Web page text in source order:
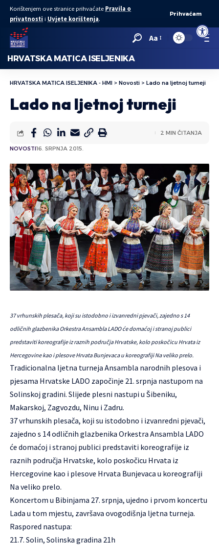
Open
Korištenjem ove stranice prihvaćate Pravila o
privatnosti i Uvjete korištenja.
Prihvaćam
Aa
HRVATSKA MATICA ISELJENIKA
HRVATSKA MATICA ISELJENIKA - HMI > Novosti > Lado na ljetnoj turneji
Lado na ljetnoj turneji
NOVOSTI16. SRPNJA 2015.
2 MIN ČITANJA
37 vrhunskih plesača, koji su istodobno i izvanredni pjevači, zajedno s 14
odličnih glazbenika Orkestra Ansambla LADO će domaćoj i stranoj publici
predstaviti koreografije iz raznih područja Hrvatske, kolo poskočicu Hrvata iz
Hercegovine kao i plesove Hrvata Bunjevaca u koreografiji Na veliko prelo.
Tradicionalna ljetna turneja Ansambla narodnih plesova i
pjesama Hrvatske LADO započinje 21. srpnja nastupom na
Solinskoj gradini. Slijede plesni nastupi u Šibeniku,
Makarskoj, Zagvozdu, Ninu i Zadru.
37 vrhunskih plesača, koji su istodobno i izvanredni pjevači,
zajedno s 14 odličnih glazbenika Orkestra Ansambla LADO
će domaćoj i stranoj publici predstaviti koreografije iz
raznih područja Hrvatske, kolo poskočicu Hrvata iz
Hercegovine kao i plesove Hrvata Bunjevaca u koreografiji
Na veliko prelo.
Koncertom u Bibinjama 27. srpnja, ujedno i prvom koncertu
Lada u tom mjestu, završava ovogodišnja ljetna turneja.
Raspored nastupa:
21.7. Solin, Solinska gradina 21h